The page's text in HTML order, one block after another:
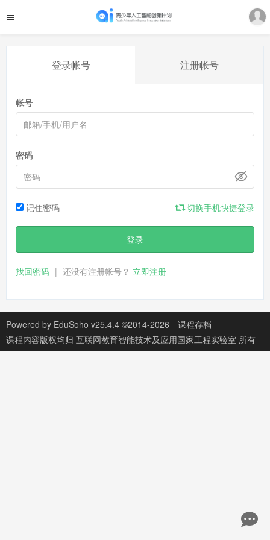
登录帐号 注册帐号
帐号
密码
记住密码 切换手机快捷登录
登录
找回密码 | 还没有注册帐号？ 立即注册
Powered by EduSoho v25.4.4 ©2014-2026
课程存档
课程内容版权均归 互联网教育智能技术及应用国家工程实验室 所有